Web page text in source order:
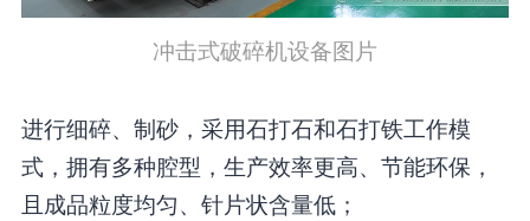
冲击式破碎机设备图片
进行细碎、制砂，采用石打石和石打铁工作模
式，拥有多种腔型，生产效率更高、节能环保，
且成品粒度均匀、针片状含量低；